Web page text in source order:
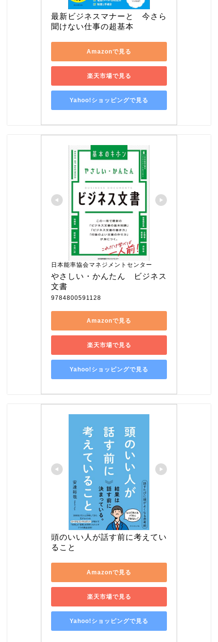
最新ビジネスマナーと　今さら
聞けない仕事の超基本
Amazonで見る
楽天市場で見る
Yahoo!ショッピングで見る
日本能率協会マネジメントセンター
やさしい・かんたん　ビジネス
文書
9784800591128
Amazonで見る
楽天市場で見る
Yahoo!ショッピングで見る
頭のいい人が話す前に考えてい
ること
Amazonで見る
楽天市場で見る
Yahoo!ショッピングで見る